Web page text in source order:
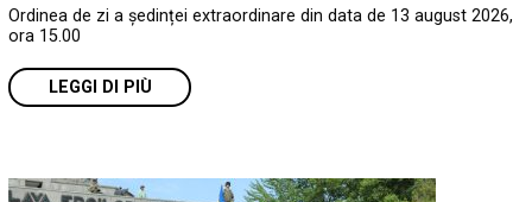
Ordinea de zi a ședinței extraordinare din data de 13 august 2026,
ora 15.00
LEGGI DI PIÙ